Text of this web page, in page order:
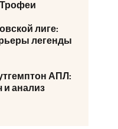
Трофеи
лиге:
легенды
АПЛ:
и анализ